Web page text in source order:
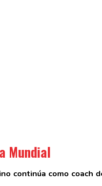
Mundial
continúa como coach